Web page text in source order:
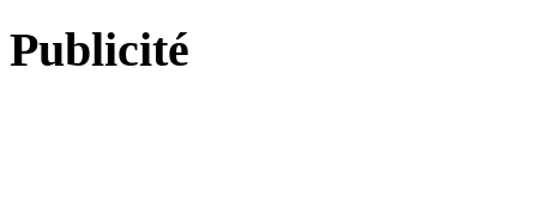
Publicité